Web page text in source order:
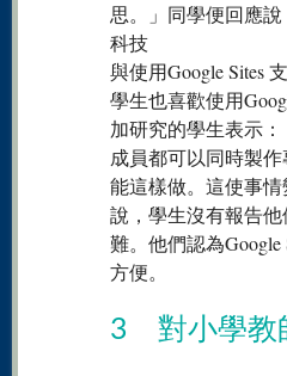
思。」同學便回應說
科技
與使用Google Sites
學生也喜歡使用
加研究的學生表示：
成員都可以同時製
能這樣做。這使事
說，學生沒有報告他
難。他們認為
方便。
3 對小學教